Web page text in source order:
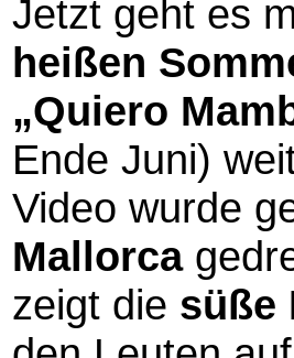
Jetzt geht es
heißen
„Quiero
Ende Juni)
Video wurde
Mallorca
zeigt die süße